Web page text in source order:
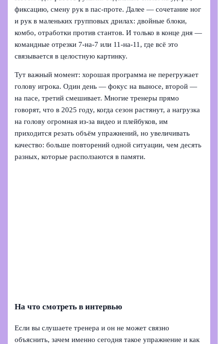
фиксацию, смену рук в пас-проте. Далее — сочетание ног
и рук в маленьких групповых дрилах: двойные блоки,
комбо, отработки против стантов. И только в конце дня —
командные отрезки 7-на-7 или 11-на-11, где всё это
связывается в целостную картинку.
Тут важный момент: хорошая программа не перегружает
голову игрока. Один день — фокус на выносе, второй —
на пасе, третий смешивает. Многие тренеры прямо
говорят, что в 2025 году, когда сезон растянут, а нагрузка
на голову огромная из-за видео и плейбуков, им
приходится резать объём упражнений, но увеличивать
качество: больше повторений одной ситуации, чем десять
разных, которые расползаются в памяти.
На что смотреть в интервью
Если вы слушаете тренера и он не может связно
объяснить, зачем именно сегодня такое упражнение и как